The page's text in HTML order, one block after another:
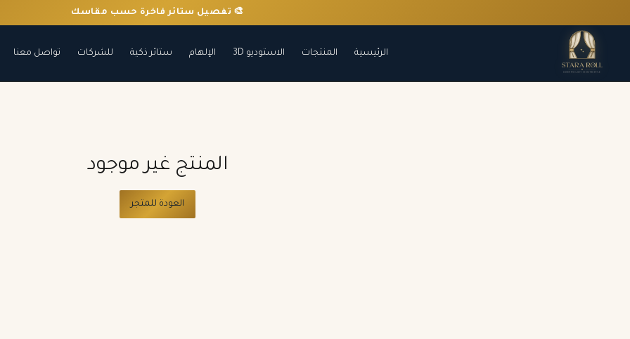
🎨 تفصيل ستائر فاخرة حسب مقاسك
الرئيسية المنتجات الاستوديو 3D الإلهام ستائر ذكية للشركات تواصل معنا
المنتج غير موجود
العودة للمتجر